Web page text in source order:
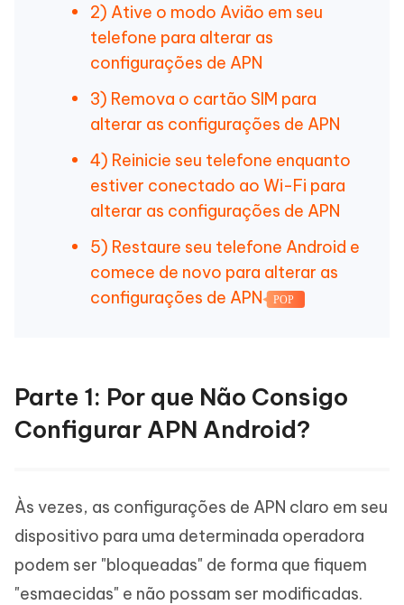
2) Ative o modo Avião em seu
telefone para alterar as
configurações de APN
3) Remova o cartão SIM para
alterar as configurações de APN
4) Reinicie seu telefone enquanto
estiver conectado ao Wi-Fi para
alterar as configurações de APN
5) Restaure seu telefone Android e
comece de novo para alterar as
configurações de APN
POP
Parte 1: Por que Não Consigo
Configurar APN Android?
Às vezes, as configurações de APN claro em seu
dispositivo para uma determinada operadora
podem ser "bloqueadas" de forma que fiquem
"esmaecidas" e não possam ser modificadas.